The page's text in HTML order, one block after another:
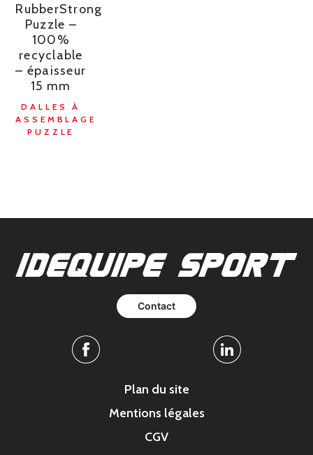
RubberStrong
Puzzle –
100%
recyclable
– épaisseur
15 mm
DALLES À
ASSEMBLAGE
PUZZLE
Contact
Facebook Linkedin
Plan du site
Mentions légales
CGV